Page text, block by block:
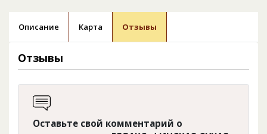
Описание Карта Отзывы
Отзывы
Оставьте свой комментарий о